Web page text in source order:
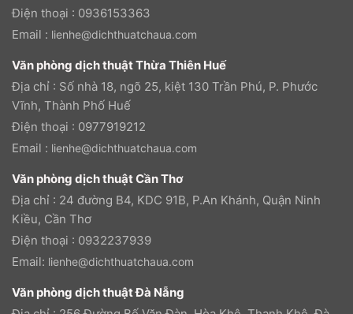
Điện thoại : 0936153363
Email : lienhe@dichthuatchaua.com
Văn phòng dịch thuật Thừa Thiên Huế
Địa chỉ : Số nhà 18, ngõ 25, kiệt 130 Trần Phú, P. Phước
Vĩnh, Thành Phố Huế
Điện thoại : 0977919212
Email : lienhe@dichthuatchaua.com
Văn phòng dịch thuật Cần Thơ
Địa chỉ : 24 đường B4, KDC 91B, P.An Khánh, Quận Ninh
Kiều, Cần Thơ
Điện thoại : 0932237939
Email: lienhe@dichthuatchaua.com
Văn phòng dịch thuật Đà Nẵng